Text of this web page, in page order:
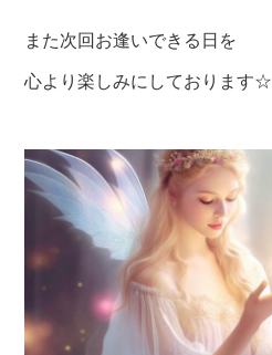
また次回お逢いできる日を
心より楽しみにしております☆